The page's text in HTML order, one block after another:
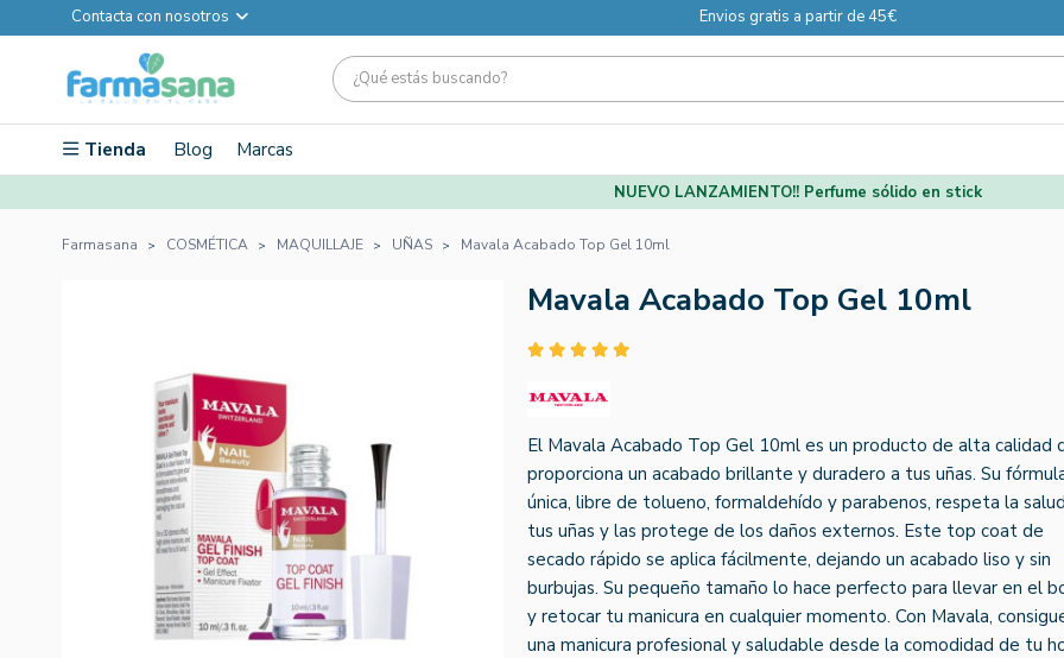
Contacta con nosotros Envios gratis a partir de 45€
Tienda Blog Marcas
NUEVO LANZAMIENTO!! Perfume sólido en stick
Farmasana COSMÉTICA MAQUILLAJE UÑAS Mavala Acabado Top Gel 10ml
Mavala Acabado Top Gel 10ml
El Mavala Acabado Top Gel 10ml es un producto de alta calidad
proporciona un acabado brillante y duradero a tus uñas. Su
única, libre de tolueno, formaldehído y parabenos, respeta la
tus uñas y las protege de los daños externos. Este top coat de
secado rápido se aplica fácilmente, dejando un acabado liso y sin
burbujas. Su pequeño tamaño lo hace perfecto para llevar en el
y retocar tu manicura en cualquier momento. Con Mavala,
una manicura profesional y saludable desde la comodidad de tu